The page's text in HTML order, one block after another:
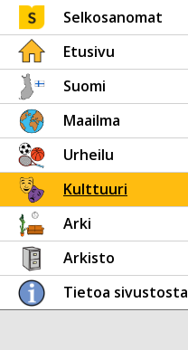
Selkosanomat
Etusivu
Suomi
Maailma
Urheilu
Kulttuuri
Arki
Arkisto
Tietoa sivustosta